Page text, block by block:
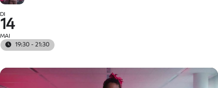
DI
14
MAI
19:30 - 21:30